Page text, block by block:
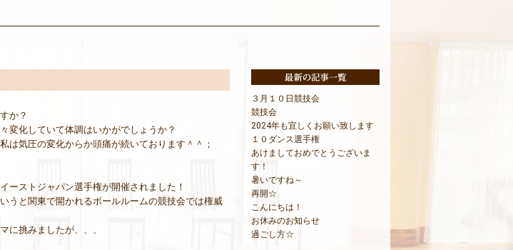
か？
変化していて体調はいかがでしょうか？
は気圧の変化からか頭痛が続いております＾＾；
ーストジャパン選手権が開催されました！
うと関東で開かれるボールルームの競技会では権威
に挑みましたが、、、
３月１０日競技会
競技会
2024年も宜しくお願い致します
１０ダンス選手権
あけましておめでとうございま
す！
暑いですね～
再開☆
こんにちは！
お休みのお知らせ
過ごし方☆